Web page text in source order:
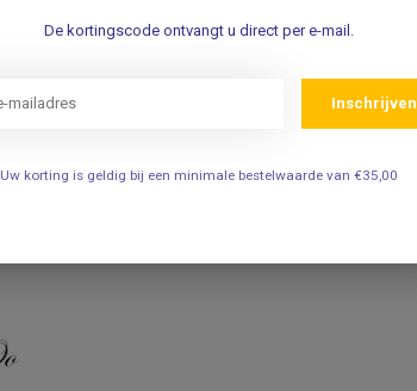
De kortingscode ontvangt u direct per e-mail.
Inschrijven
Uw korting is geldig bij een minimale bestelwaarde van €35,00